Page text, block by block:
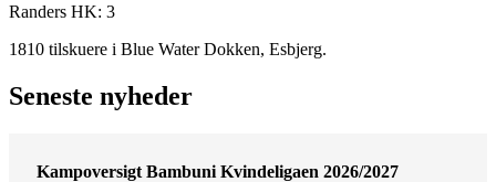
Randers HK: 3
1810 tilskuere i Blue Water Dokken, Esbjerg.
Seneste nyheder
Kampoversigt Bambuni Kvindeligaen 2026/2027